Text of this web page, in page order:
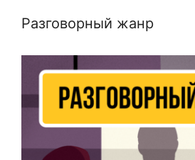
Разговорный жанр